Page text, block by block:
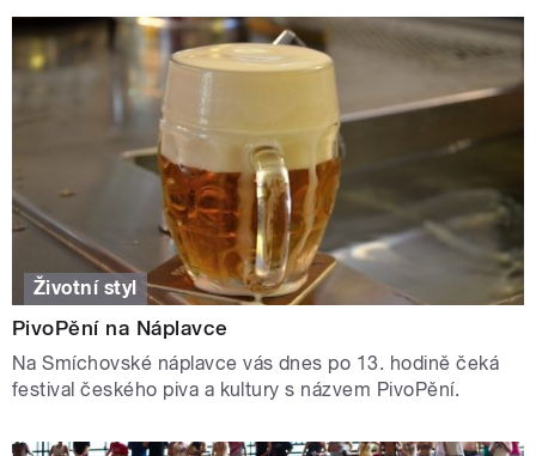
Životní styl
PivoPění na Náplavce
Na Smíchovské náplavce vás dnes po 13. hodině čeká
festival českého piva a kultury s názvem PivoPění.